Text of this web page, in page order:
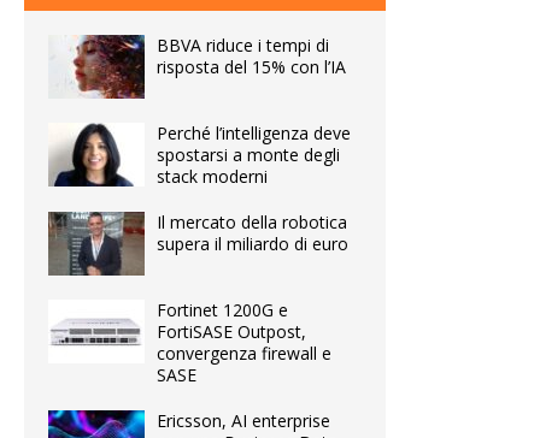
BBVA riduce i tempi di
risposta del 15% con l’IA
Perché l’intelligenza deve
spostarsi a monte degli
stack moderni
Il mercato della robotica
supera il miliardo di euro
Fortinet 1200G e
FortiSASE Outpost,
convergenza firewall e
SASE
Ericsson, AI enterprise